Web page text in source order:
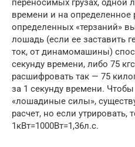
переносимых грузах, одной
времени и на определенное
определенных «терзаний»
лошадь (если ее заставить
ток, от динамомашины)
секунду времени, либо 75
расшифровать так — 75
за 1 секунду времени.
«лошадиные силы»,
расчет, но если утрировать,
1кВт=1000Вт=1,36л.с.